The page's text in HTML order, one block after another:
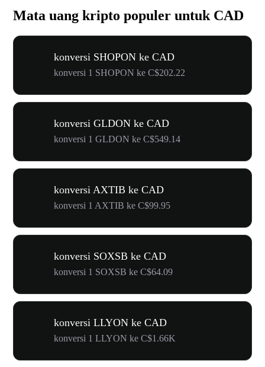
Mata uang kripto populer untuk CAD
konversi SHOPON ke CAD
konversi 1 SHOPON ke C$202.22
konversi GLDON ke CAD
konversi 1 GLDON ke C$549.14
konversi AXTIB ke CAD
konversi 1 AXTIB ke C$99.95
konversi SOXSB ke CAD
konversi 1 SOXSB ke C$64.09
konversi LLYON ke CAD
konversi 1 LLYON ke C$1.66K